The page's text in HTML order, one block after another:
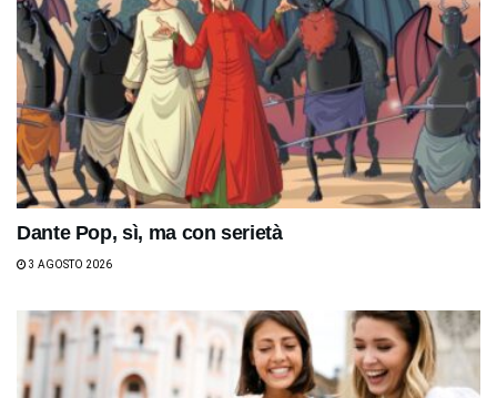
Dante Pop, sì, ma con serietà
3 AGOSTO 2026